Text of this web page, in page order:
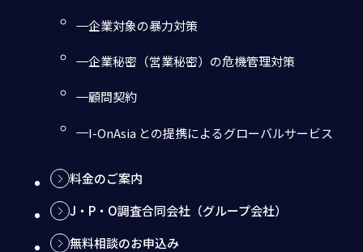
企業対象の暴力対策
企業秘密（営業秘密）の危機管理対策
顧問契約
I-OnAsia との提携によるグローバルサービス
料金のご案内
J・P・O調査合同会社 （グループ会社）
無料相談のお申込み